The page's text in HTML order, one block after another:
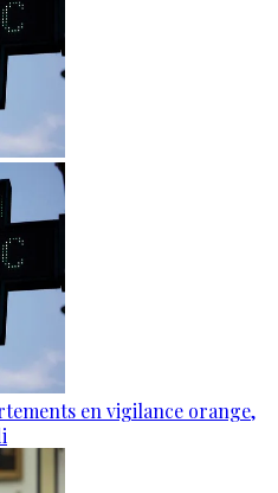
en vigilance orange,